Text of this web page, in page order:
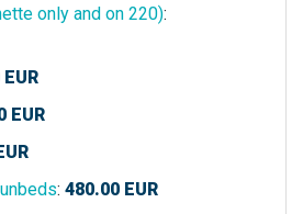
only and on 220):
EUR
EUR
: 480.00 EUR